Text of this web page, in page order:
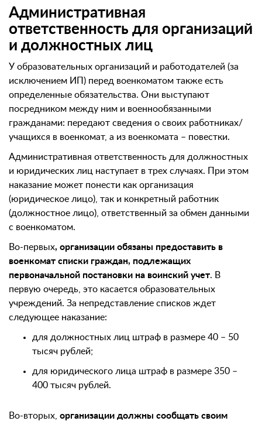
Административная
ответственность для организаций
и должностных лиц
У образовательных организаций и работодателей (за
исключением ИП) перед военкоматом также есть
определенные обязательства. Они выступают
посредником между ним и военнообязанными
гражданами: передают сведения о своих работниках/
учащихся в военкомат, а из военкомата – повестки.
Административная ответственность для должностных
и юридических лиц наступает в трех случаях. При этом
наказание может понести как организация
(юридическое лицо), так и конкретный работник
(должностное лицо), ответственный за обмен данными
с военкоматом.
Во-первых, организации обязаны предоставить в
военкомат списки граждан, подлежащих
первоначальной постановки на воинский учет. В
первую очередь, это касается образовательных
учреждений. За непредставление списков ждет
следующее наказание:
для должностных лиц штраф в размере 40 – 50
тысяч рублей;
для юридического лица штраф в размере 350 –
400 тысяч рублей.
Во-вторых, организации должны сообщать своим